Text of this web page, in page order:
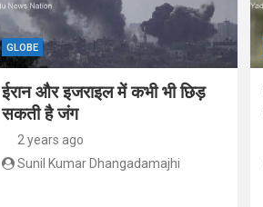
GLOBE
ईरान और इजराइल में कभी भी छिड़
सकती है जंग
2 years ago
Sunil Kumar Dhangadamajhi